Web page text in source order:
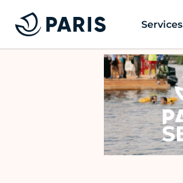
Services